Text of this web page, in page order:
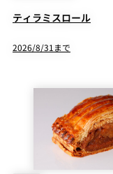
ティラミスロール
2026/8/31まで